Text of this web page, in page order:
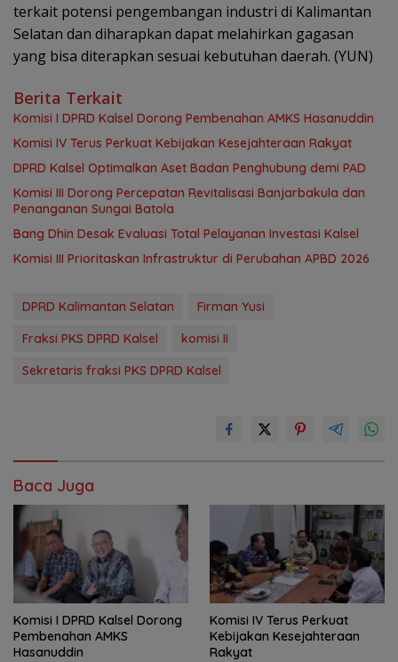
terkait potensi pengembangan industri di Kalimantan
Selatan dan diharapkan dapat melahirkan gagasan
yang bisa diterapkan sesuai kebutuhan daerah. (YUN)
Berita Terkait
Komisi I DPRD Kalsel Dorong Pembenahan AMKS Hasanuddin
Komisi IV Terus Perkuat Kebijakan Kesejahteraan Rakyat
‎DPRD Kalsel Optimalkan Aset Badan Penghubung demi PAD
‎Komisi III Dorong Percepatan Revitalisasi Banjarbakula dan
Penanganan Sungai Batola
‎Bang Dhin Desak Evaluasi Total Pelayanan Investasi Kalsel
‎Komisi III Prioritaskan Infrastruktur di Perubahan APBD 2026
DPRD Kalimantan Selatan
Firman Yusi
Fraksi PKS DPRD Kalsel
komisi II
Sekretaris fraksi PKS DPRD Kalsel
Baca Juga
Komisi I DPRD Kalsel Dorong
Pembenahan AMKS
Hasanuddin
Komisi IV Terus Perkuat
Kebijakan Kesejahteraan
Rakyat